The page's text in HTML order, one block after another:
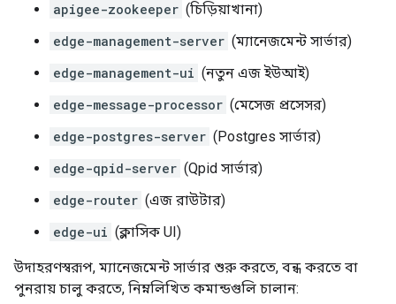
apigee-zookeeper (চিড়িয়াখানা)
edge-management-server (ম্যানেজমেন্ট সার্ভার)
edge-management-ui (নতুন এজ ইউআই)
edge-message-processor (মেসেজ প্রসেসর)
edge-postgres-server (Postgres সার্ভার)
edge-qpid-server (Qpid সার্ভার)
edge-router (এজ রাউটার)
edge-ui (ক্লাসিক UI)
উদাহরণস্বরূপ, ম্যানেজমেন্ট সার্ভার শুরু করতে, বন্ধ করতে বা
পুনরায় চালু করতে, নিম্নলিখিত কমান্ডগুলি চালান: